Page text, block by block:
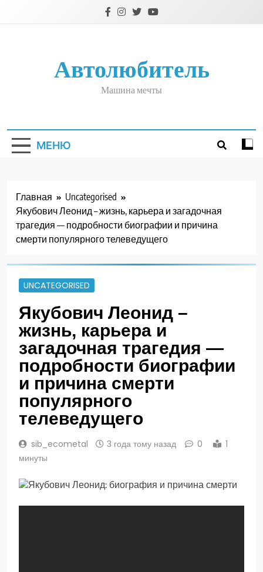
Автолюбитель
Машина мечты
МЕНЮ
Главная
Uncategorised
Якубович Леонид – жизнь, карьера и загадочная
трагедия — подробности биографии и причина
смерти популярного телеведущего
UNCATEGORISED
Якубович Леонид –
жизнь, карьера и
загадочная трагедия —
подробности биографии
и причина смерти
популярного
телеведущего
sib_ecometal 3 года тому назад 0
1
минуты